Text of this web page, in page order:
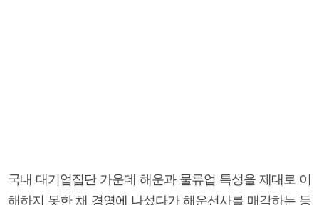
국내 대기업집단 가운데 해운과 물류업 특성을 제대로 이
해하지 못한 채 경영에 나섰다가 해운선사를 매각하는 등